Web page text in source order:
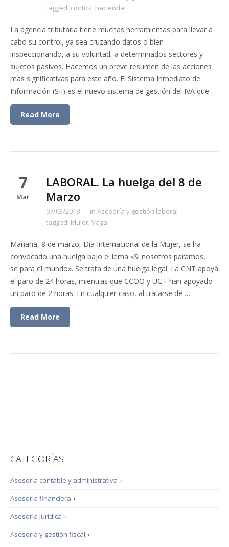
tagged: control, hacienda
La agencia tributaria tiene muchas herramientas para llevar a
cabo su control, ya sea cruzando datos o bien
inspeccionando, a su voluntad, a determinados sectores y
sujetos pasivos. Hacemos un breve resumen de las acciones
más significativas para este año. El Sistema Inmediato de
Información (SII) es el nuevo sistema de gestión del IVA que …
Read More
7
Mar
LABORAL. La huelga del 8 de
Marzo
07/03/2018 in Asesoría y gestión laboral
tagged: Mujer,Vaga
Mañana, 8 de marzo, Día Internacional de la Mujer, se ha
convocado una huelga bajo el lema «Si nosotros paramos,
se para el mundo». Se trata de una huelga legal. La CNT apoya
el paro de 24 horas, mientras que CCOO y UGT han apoyado
un paro de 2 horas. En cualquier caso, al tratarse de …
Read More
CATEGORÍAS
›
Asesoría contable y administrativa
›
Asesoría financiera
›
Asesoría jurídica
›
Asesoría y gestión fiscal